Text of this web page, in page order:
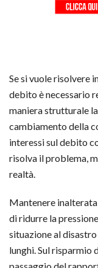
Se si vuole risolvere
debito è necessario
maniera strutturale
cambiamento della
interessi sul debito
risolva il problema,
realtà.
Mantenere
di ridurre la
situazione al
lunghi. Sul risparmio
passaggio del